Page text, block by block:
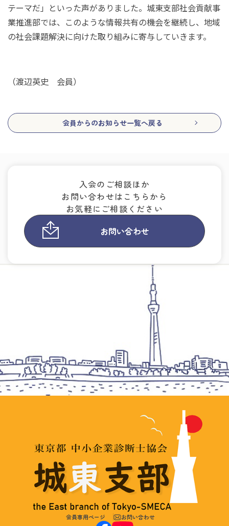
テーマだ」といった声がありました。城東支部社会貢献事
業推進部では、このような情報共有の機会を継続し、地域
の社会課題解決に向けた取り組みに寄与していきます。
（渡辺英史 会員）
会員からのお知らせ一覧へ戻る
入会のご相談ほか
お問い合わせはこちらから
お気軽にご相談ください
お問い合わせ
会員専用ページ お問い合わせ